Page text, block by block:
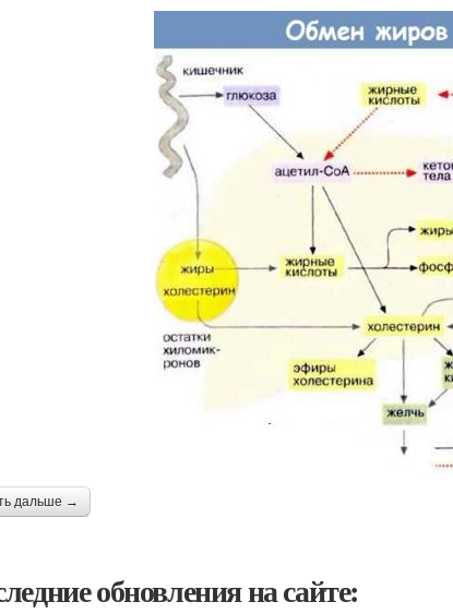
дальше →
обновления на сайте: